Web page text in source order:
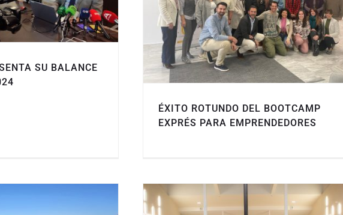
SU BALANCE
ÉXITO ROTUNDO DEL BOOTCAMP
EXPRÉS PARA EMPRENDEDORES